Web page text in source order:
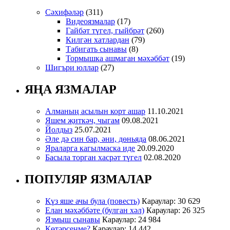
Сәхифәләр (311)
Видеоязмалар (17)
Гайбәт түгел, гыйбрәт (260)
Килгән хатлардан (79)
Табигать сынавы (8)
Тормышка ашмаган мәхәббәт (19)
Шигъри юллар (27)
ЯҢА ЯЗМАЛАР
Алманың асылын корт ашар 11.10.2021
Яшем җиткәч, чыгам 09.08.2021
Йолдыз 25.07.2021
Әле дә син бар, әни, дөньяда 08.06.2021
Яраларга кагылмаска иде 20.09.2020
Басыла торган хасрәт түгел 02.08.2020
ПОПУЛЯР ЯЗМАЛАР
Күз яше ачы була (повесть) Караулар: 30 629
Елан мәхәббәте (булган хәл) Караулар: 26 325
Язмыш сынавы Караулар: 24 984